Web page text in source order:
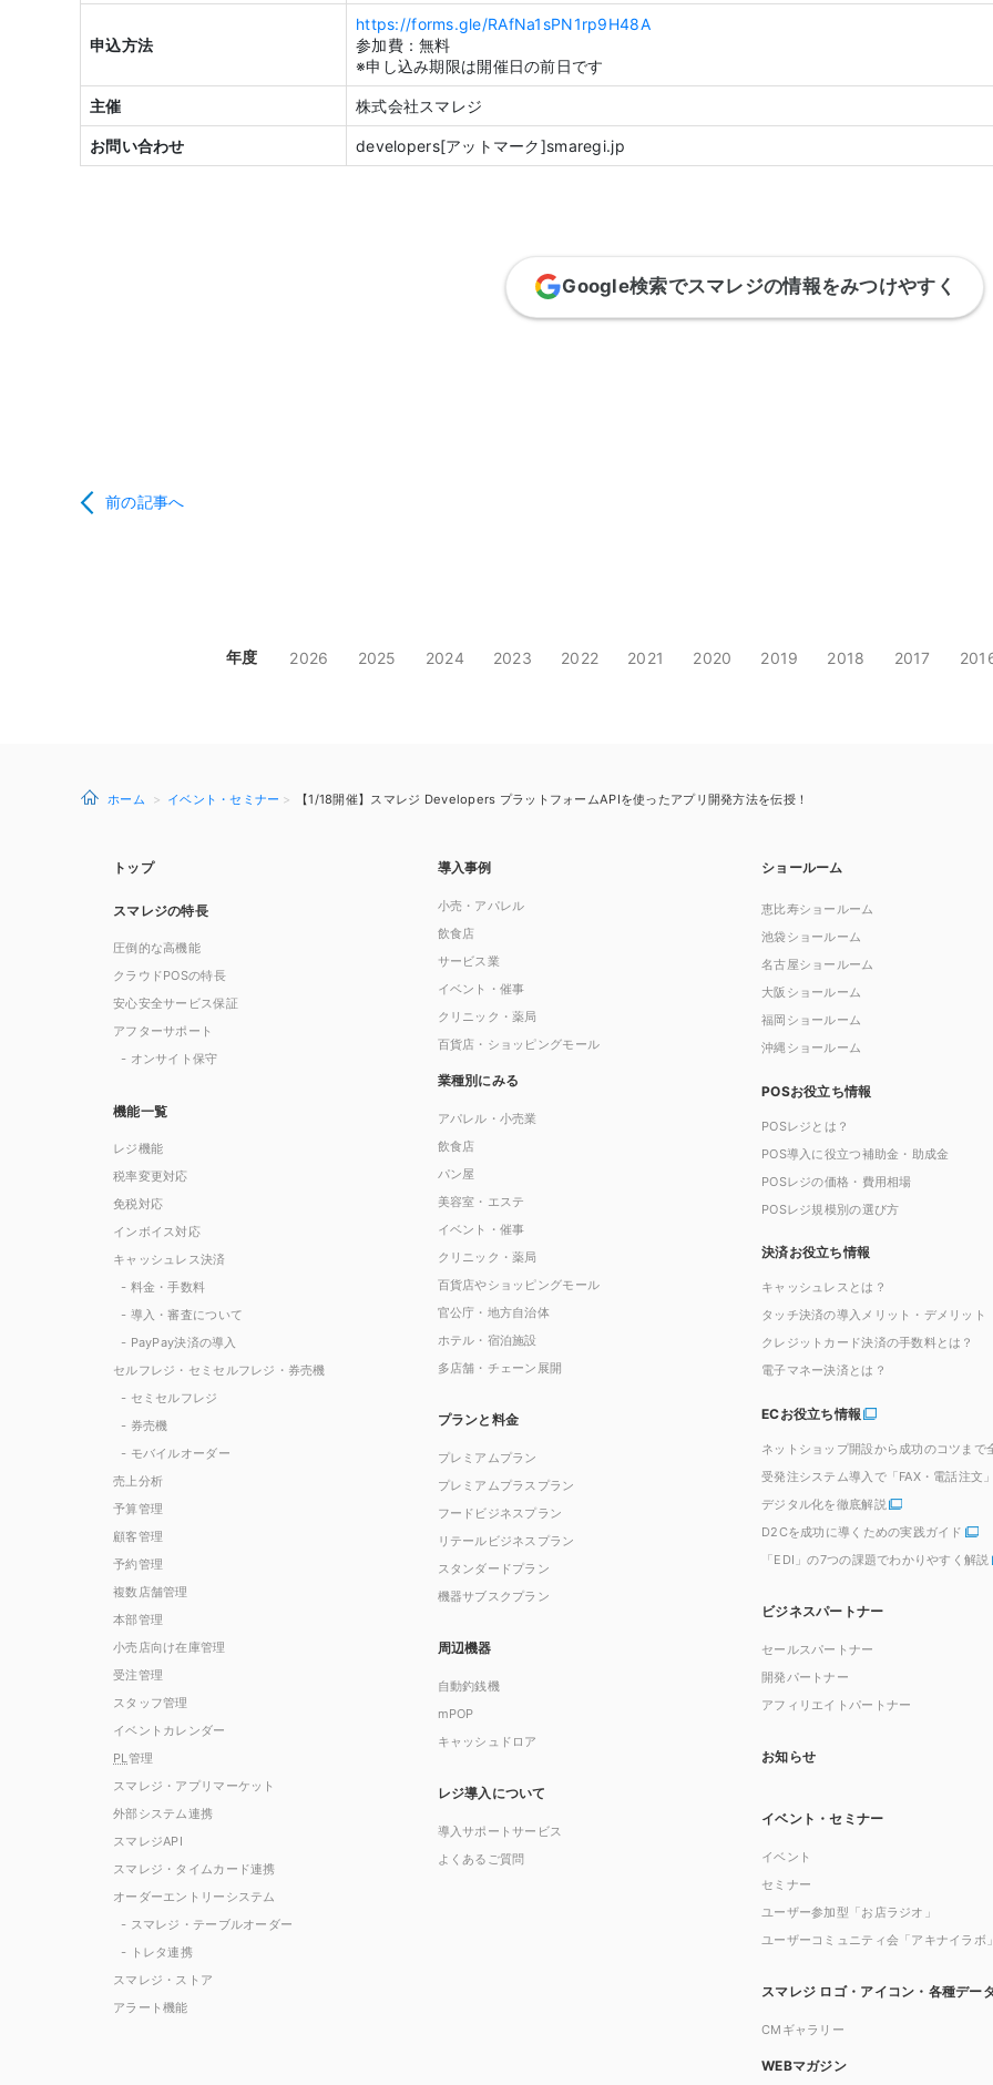
申込方法
https://forms.gle/RAfNa1sPN1rp9H48A
参加費：無料
※申し込み期限は開催日の前日です
主催 株式会社スマレジ
お問い合わせ developers[アットマーク]smaregi.jp
Google検索でスマレジの情報をみつけやすく
前の記事へ
年度 2026 2025 2024 2023 2022 2021 2020 2019 2018 2017
ホーム イベント・セミナー 【1/18開催】スマレジ Developers プラットフォームAPIを使ったアプリ開発方法を伝授！
トップ
スマレジの特長
圧倒的な高機能
クラウドPOSの特長
安心安全サービス保証
アフターサポート
- オンサイト保守
機能一覧
レジ機能
税率変更対応
免税対応
インボイス対応
キャッシュレス決済
- 料金・手数料
- 導入・審査について
- PayPay決済の導入
セルフレジ・セミセルフレジ・券売機
- セミセルフレジ
- 券売機
- モバイルオーダー
売上分析
予算管理
顧客管理
予約管理
複数店舗管理
本部管理
小売店向け在庫管理
受注管理
スタッフ管理
イベントカレンダー
PL管理
スマレジ・アプリマーケット
外部システム連携
スマレジAPI
スマレジ・タイムカード連携
オーダーエントリーシステム
- スマレジ・テーブルオーダー
- トレタ連携
スマレジ・ストア
アラート機能
導入事例
小売・アパレル
飲食店
サービス業
イベント・催事
クリニック・薬局
百貨店・ショッピングモール
業種別にみる
アパレル・小売業
飲食店
パン屋
美容室・エステ
イベント・催事
クリニック・薬局
百貨店やショッピングモール
官公庁・地方自治体
ホテル・宿泊施設
多店舗・チェーン展開
プランと料金
プレミアムプラン
プレミアムプラスプラン
フードビジネスプラン
リテールビジネスプラン
スタンダードプラン
機器サブスクプラン
周辺機器
自動釣銭機
mPOP
キャッシュドロア
レジ導入について
導入サポートサービス
よくあるご質問
ショールーム
恵比寿ショールーム
池袋ショールーム
名古屋ショールーム
大阪ショールーム
福岡ショールーム
沖縄ショールーム
POSお役立ち情報
POSレジとは？
POS導入に役立つ補助金・助成金
POSレジの価格・費用相場
POSレジ規模別の選び方
決済お役立ち情報
キャッシュレスとは？
タッチ決済の導入メリット・デメリット
クレジットカード決済の手数料とは？
電子マネー決済とは？
ECお役立ち情報
ネットショップ開設から成功のコツまで
受発注システム導入で「FAX・電話注文
デジタル化を徹底解説
D2Cを成功に導くための実践ガイド
「EDI」の7つの課題でわかりやすく解説
ビジネスパートナー
セールスパートナー
開発パートナー
アフィリエイトパートナー
お知らせ
イベント・セミナー
イベント
セミナー
ユーザー参加型「お店ラジオ」
ユーザーコミュニティ会「アキナイラボ
スマレジ ロゴ・アイコン・各種デー
CMギャラリー
WEBマガジン